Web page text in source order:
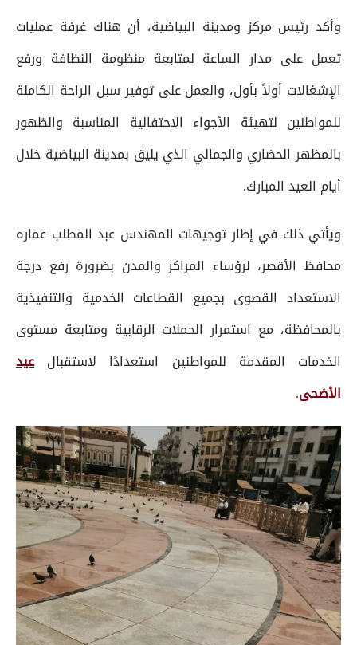
وأكد رئيس مركز ومدينة البياضية، أن هناك غرفة عمليات
تعمل على مدار الساعة لمتابعة منظومة النظافة ورفع
الإشغالات أولاً بأول، والعمل على توفير سبل الراحة الكاملة
للمواطنين لتهيئة الأجواء الاحتفالية المناسبة والظهور
بالمظهر الحضاري والجمالي الذي يليق بمدينة البياضية خلال
أيام العيد المبارك.
ويأتي ذلك في إطار توجيهات المهندس عبد المطلب عماره
محافظ الأقصر، لرؤساء المراكز والمدن بضرورة رفع درجة
الاستعداد القصوى بجميع القطاعات الخدمية والتنفيذية
بالمحافظة، مع استمرار الحملات الرقابية ومتابعة مستوى
الخدمات المقدمة للمواطنين استعدادًا لاستقبالعيد
الأضحى.